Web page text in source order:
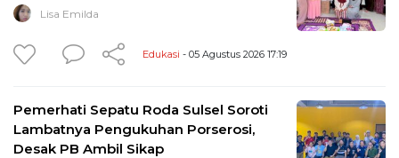
Lisa Emilda
Edukasi - 05 Agustus 2026 17:19
Pemerhati Sepatu Roda Sulsel Soroti
Lambatnya Pengukuhan Porserosi,
Desak PB Ambil Sikap